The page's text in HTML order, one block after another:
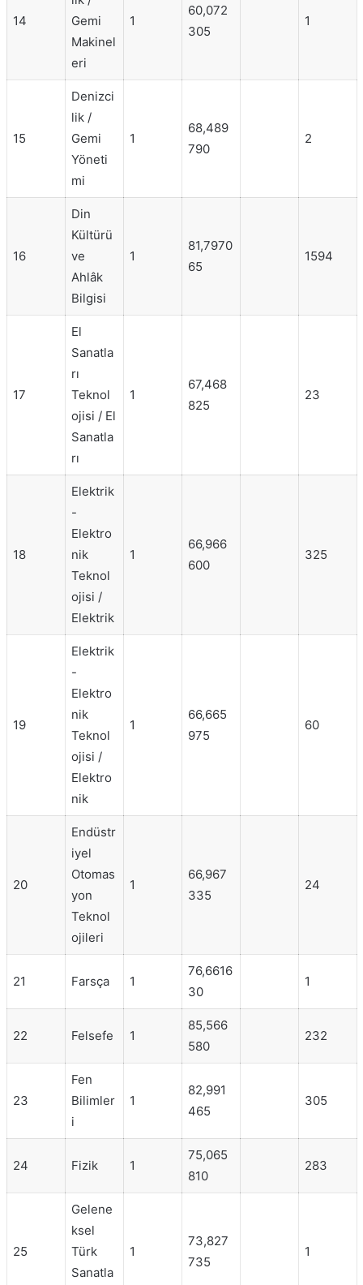
14
Gemi
Makinel
eri
1
60,072
305
1
15
Denizci
lik /
Gemi
Yöneti
mi
1
68,489
790
2
16
Din
Kültürü
ve
Ahlâk
Bilgisi
1
81,7970
65
1594
17
El
Sanatla
rı
Teknol
ojisi / El
Sanatla
rı
1
67,468
825
23
18
Elektrik
-
Elektro
nik
Teknol
ojisi /
Elektrik
1
66,966
600
325
19
Elektrik
-
Elektro
nik
Teknol
ojisi /
Elektro
nik
1
66,665
975
60
20
Endüstr
iyel
Otomas
yon
Teknol
ojileri
1
66,967
335
24
21 Farsça 1
76,6616
30
1
22 Felsefe 1
85,566
580
232
23
Fen
Bilimler
i
1
82,991
465
305
24 Fizik 1
75,065
810
283
25
Gelene
ksel
Türk
Sanatla
1
73,827
735
1